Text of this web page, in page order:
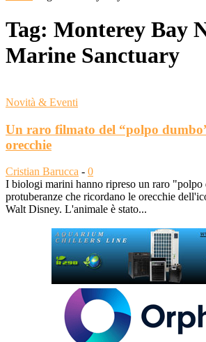
Tag: Monterey Bay
Marine Sanctuary
Novità & Eventi
Un raro filmato del “polpo
orecchie
Cristian Barucca - 0
I biologi marini hanno ripreso un raro "polpo
protuberanze che ricordano le orecchie
Walt Disney. L'animale è stato...